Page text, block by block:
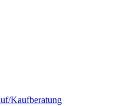
Kaufberatung